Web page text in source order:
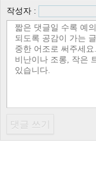
작성자 :